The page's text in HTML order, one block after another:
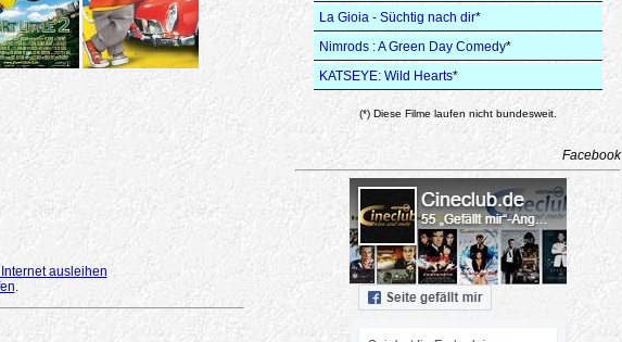
ausleihen
.
La Gioia - Süchtig nach dir*
Nimrods : A Green Day Comedy*
KATSEYE: Wild Hearts*
(*) Diese Filme laufen nicht bundesweit.
Facebook